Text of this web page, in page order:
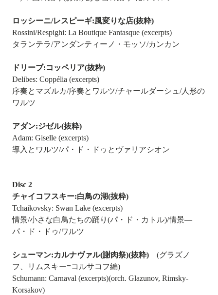
ロッシーニ/レスピーギ:風変りな店(抜粋)
Rossini/Respighi: La Boutique Fantasque (excerpts)
タランテラ/アンダンティーノ・モッソ/カンカン
ドリーブ:コッペリア(抜粋)
Delibes: Coppélia (excerpts)
序奏とマズルカ/序奏とワルツ/チャールダーシュ/人形の
ワルツ
アダン:ジゼル(抜粋)
Adam: Giselle (excerpts)
導入とワルツ/パ・ド・ドゥとヴァリアシオン
Disc 2
チャイコフスキー:白鳥の湖(抜粋)
Tchaikovsky: Swan Lake (excerpts)
情景/小さな白鳥たちの踊り(パ・ド・カトル)/情景―
パ・ド・ドゥ/ワルツ
シューマン:カルナヴァル(謝肉祭)(抜粋) (グラズノ
フ、リムスキー=コルサコフ編)
Schumann: Carnaval (excerpts)(orch. Glazunov, Rimsky-
Korsakov)